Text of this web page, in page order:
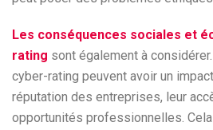
Les conséquences sociales et
rating sont également à
cyber-rating peuvent avoir un
réputation des entreprises, leur
opportunités professionnelles.